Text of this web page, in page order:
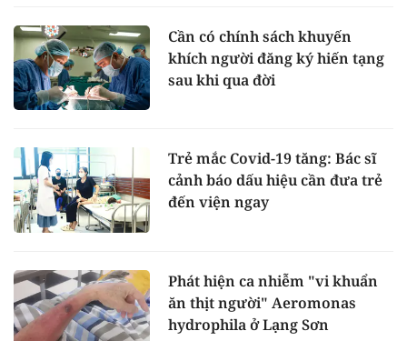
Cần có chính sách khuyến
khích người đăng ký hiến tạng
sau khi qua đời
Trẻ mắc Covid-19 tăng: Bác sĩ
cảnh báo dấu hiệu cần đưa trẻ
đến viện ngay
Phát hiện ca nhiễm "vi khuẩn
ăn thịt người" Aeromonas
hydrophila ở Lạng Sơn